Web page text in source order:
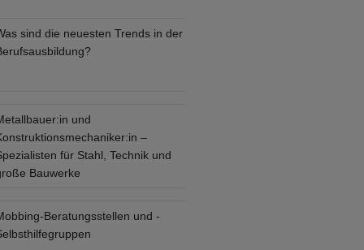
sind die neuesten Trends in der
und
–
für Stahl, Technik und
Bauwerke
Beratungsstellen und -